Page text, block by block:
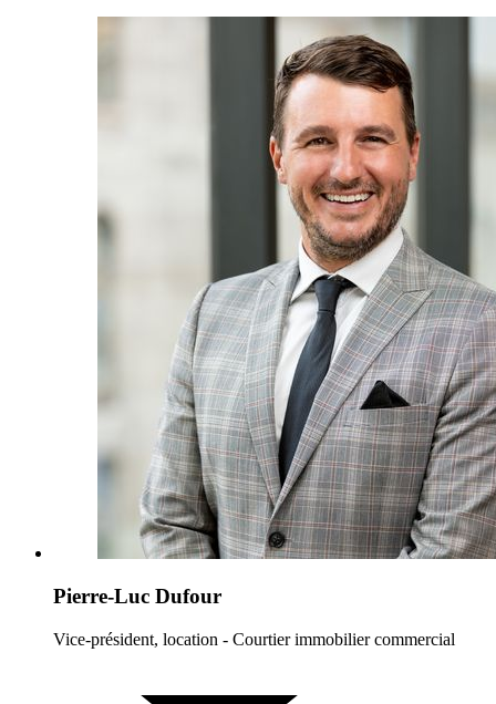
Pierre-Luc Dufour
Vice-président, location - Courtier immobilier commercial